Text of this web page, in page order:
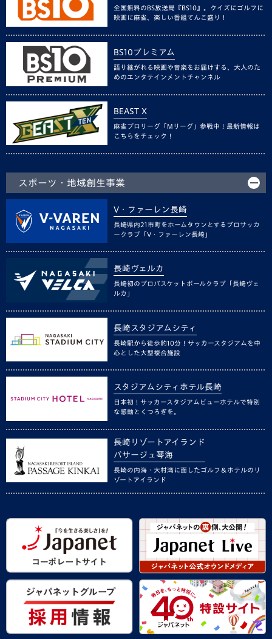
全国無料のBS放送局『BS10』。クイズにゴルフに
映画に麻雀、楽しい番組てんこ盛り！
BS10プレミアム
語り継がれる映画や音楽をお届けする、大人のた
めのエンタテインメントチャンネル
BEAST X
麻雀プロリーグ「Mリーグ」参戦中！最新情報は
こちらをチェック！
スポーツ・地域創生事業
V・ファーレン長崎
長崎県内21市町をホームタウンとするプロサッカ
ークラブ「V・ファーレン長崎」
長崎ヴェルカ
長崎初のプロバスケットボールクラブ「長崎ヴェ
ルカ」
長崎スタジアムシティ
長崎駅から徒歩約10分！サッカースタジアムを中
心とした大型複合施設
スタジアムシティホテル長崎
日本初！サッカースタジアムビューホテルで特別
な感動とくつろぎを。
長崎リゾートアイランド
パサージュ琴海
長崎の内海・大村湾に面したゴルフ＆ホテルのリ
ゾートアイランド